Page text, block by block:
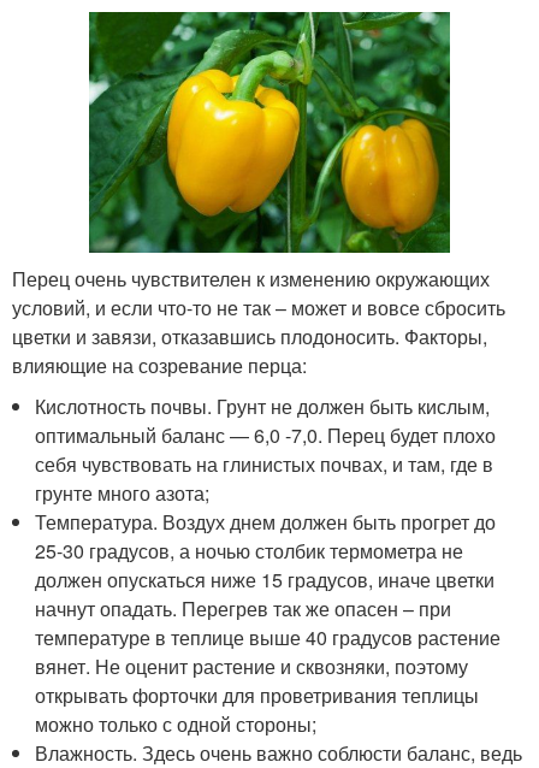
Перец очень чувствителен к изменению окружающих
условий, и если что-то не так – может и вовсе сбросить
цветки и завязи, отказавшись плодоносить. Факторы,
влияющие на созревание перца:
Кислотность почвы. Грунт не должен быть кислым,
оптимальный баланс — 6,0 -7,0. Перец будет плохо
себя чувствовать на глинистых почвах, и там, где в
грунте много азота;
Температура. Воздух днем должен быть прогрет до
25-30 градусов, а ночью столбик термометра не
должен опускаться ниже 15 градусов, иначе цветки
начнут опадать. Перегрев так же опасен – при
температуре в теплице выше 40 градусов растение
вянет. Не оценит растение и сквозняки, поэтому
открывать форточки для проветривания теплицы
можно только с одной стороны;
Влажность. Здесь очень важно соблюсти баланс, ведь